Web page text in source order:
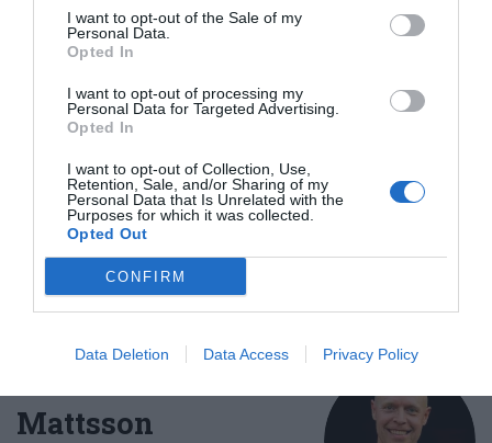
I want to opt-out of the Sale of my
Personal Data.
Opted In
I want to opt-out of processing my
Personal Data for Targeted Advertising.
Opted In
I want to opt-out of Collection, Use,
Retention, Sale, and/or Sharing of my
Personal Data that Is Unrelated with the
Purposes for which it was collected.
Opted Out
CONFIRM
Data Deletion Data Access Privacy Policy
Snabblagat
Lättlagat
Japansk mat
Vegetariskt
E-mail Skriv ut
Medel:3.8(17
Uppskattat näringsvärde per portion:
148 kcal
Publicerat:2019-09-17,Uppdaterat:2019-10-06
Mattsson